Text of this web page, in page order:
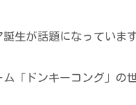
生が話題になっています
「ドンキーコング」の